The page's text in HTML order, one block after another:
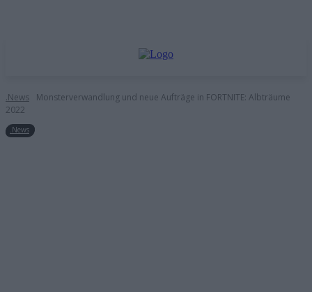
.News
Monsterverwandlung und neue Aufträge in FORTNITE: Albträume
2022
.News